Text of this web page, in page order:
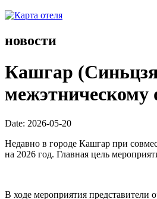
новости
Кашгар
межэтническому
Date: 2026-05-20
Недавно в городе Кашгар при
на 2026 год. Главная цель
В ходе мероприятия представители